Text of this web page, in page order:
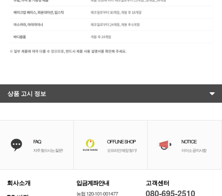
상품 고시 정보
FAQ
자주 찾으시는 질문!
OFFLINE SHOP
오프라인 매장 찾기!
NOTICE
이이소 공지사항
회사소개
입금계좌안내
농협 120-101-001477
고객센터
080-695-2510